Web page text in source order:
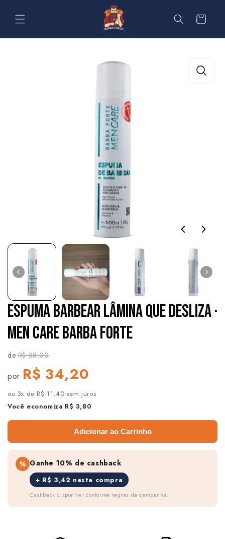
conteúdo
Carrinho
ESPUMA BARBEAR LÂMINA QUE DESLIZA ·
MEN CARE BARBA FORTE
de R$ 38,00
por R$ 34,20
ou 3x de R$ 11,40 sem juros
Você economiza R$ 3,80
Adicionar ao Carrinho
% Ganhe 10% de cashback
+ R$ 3,42 nesta compra
Cashback disponível conforme regras da campanha.